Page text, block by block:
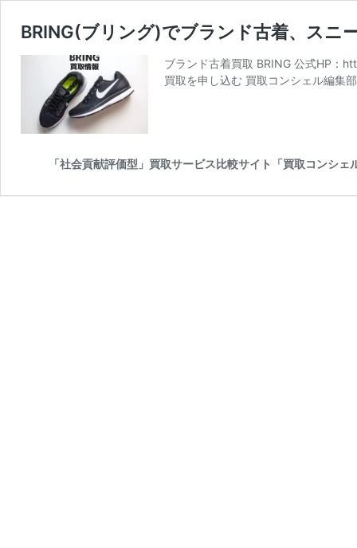
BRING(ブリング)でブランド古着、スニ
ブランド古着買取 BRING 公式HP：
買取を申し込む 買取コンシェル編集
「社会貢献評価型」買取サービス比較サイト「買取コンシェ